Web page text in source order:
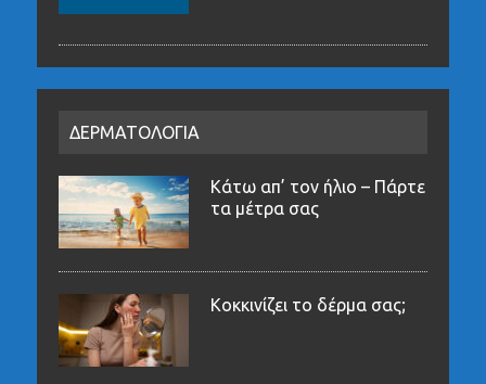
ΔΕΡΜΑΤΟΛΟΓΙΑ
Κάτω απ’ τον ήλιο – Πάρτε
τα μέτρα σας
Κοκκινίζει το δέρμα σας;